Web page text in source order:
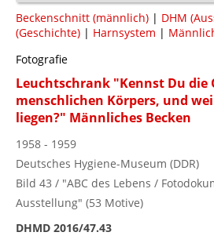
Beckenschnitt (männlich) | DHM
(Geschichte) | Harnsystem |
Fotografie
Leuchtschrank "Kennst Du die
menschlichen Körpers, und
liegen?" Männliches Becken
1958 - 1959
Deutsches Hygiene-Museum (DDR)
Bild 43 / "ABC des Lebens /
Ausstellung" (53 Motive)
DHMD 2016/47.43